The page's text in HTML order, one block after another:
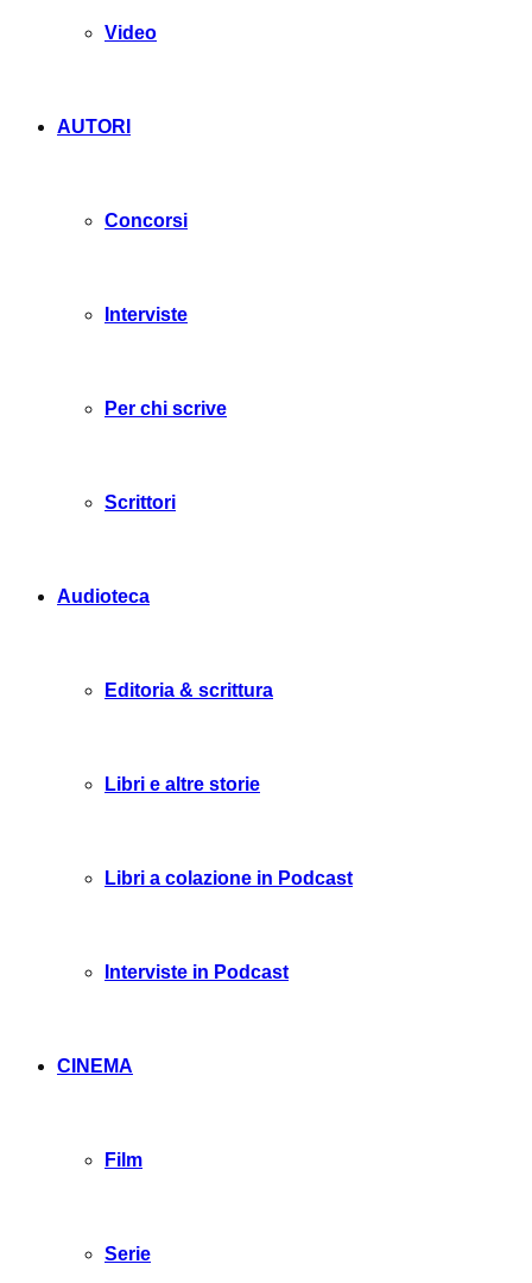
Video
AUTORI
Concorsi
Interviste
Per chi scrive
Scrittori
Audioteca
Editoria & scrittura
Libri e altre storie
Libri a colazione in Podcast
Interviste in Podcast
CINEMA
Film
Serie